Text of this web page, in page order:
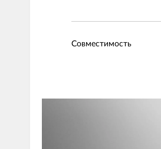
Совместимость